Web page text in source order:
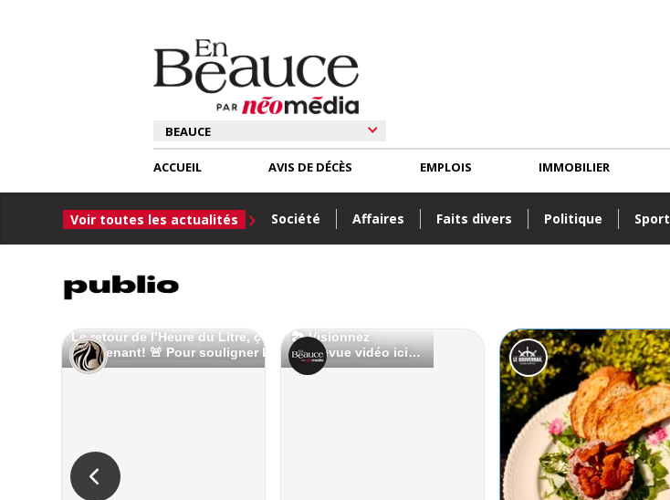
ACCUEIL
Voir toutes les actualités Société Affaires Faits divers Politique
AVIS DE DÉCÈS EMPLOIS IMMOBILIER